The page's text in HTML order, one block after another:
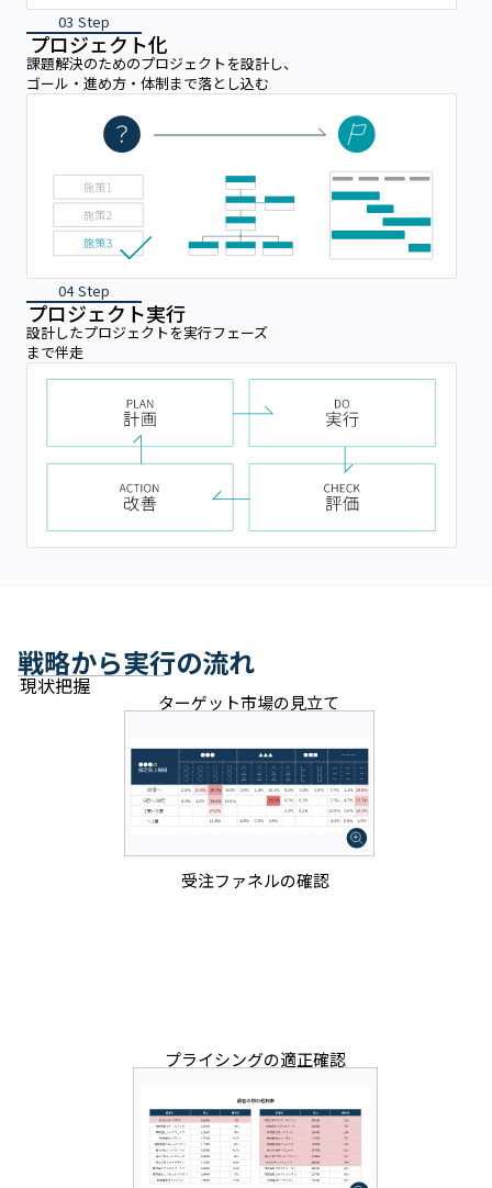
03 Step
プロジェクト化
課題解決のためのプロジェクトを設計し、
ゴール・進め方・体制まで落とし込む
04 Step
プロジェクト実行
設計したプロジェクトを実行フェーズ
まで伴走
戦略から実行の流れ
現状把握
ターゲット市場の見立て
受注ファネルの確認
プライシングの適正確認